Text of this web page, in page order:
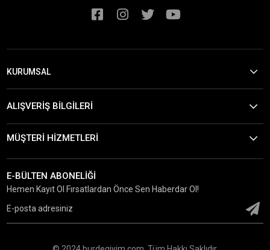
KURUMSAL
ALIŞVERİŞ BİLGİLERİ
MÜŞTERİ HİZMETLERİ
E-BÜLTEN ABONELİĞİ
Hemen Kayıt Ol Fırsatlardan Önce Sen Haberdar Ol!